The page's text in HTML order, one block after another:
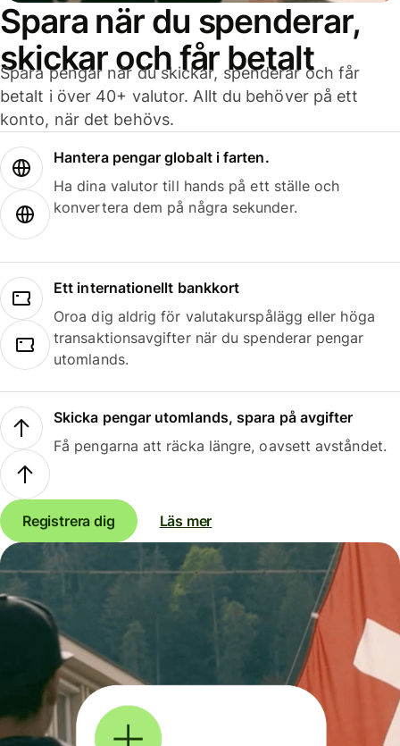
Spara när du spenderar,
skickar och får betalt
Spara pengar när du skickar, spenderar och får
betalt i över 40+ valutor. Allt du behöver på ett
konto, när det behövs.
Hantera pengar globalt i farten.
Ha dina valutor till hands på ett ställe och
konvertera dem på några sekunder.
Ett internationellt bankkort
Oroa dig aldrig för valutakurspålägg eller höga
transaktionsavgifter när du spenderar pengar
utomlands.
Skicka pengar utomlands, spara på avgifter
Få pengarna att räcka längre, oavsett avståndet.
Registrera dig Läs mer